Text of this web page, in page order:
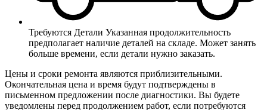
Требуются Детали Указанная продолжительность
предполагает наличие деталей на складе. Может занять
больше времени, если детали нужно заказать.
Цены и сроки ремонта являются приблизительными.
Окончательная цена и время будут подтверждены в
письменном предложении после диагностики. Вы будете
уведомлены перед продолжением работ, если потребуются